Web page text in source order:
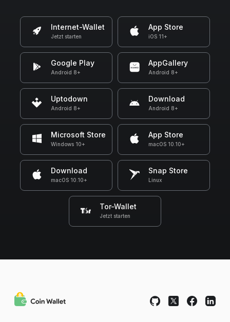
Internet-Wallet
Jetzt starten
App Store
iOS 11+
Google Play
Android 8+
AppGallery
Android 8+
Uptodown
Android 8+
Download
Android 8+
Microsoft Store
Windows 10+
App Store
macOS 10.10+
Download
macOS 10.10+
Snap Store
Linux
Tor-Wallet
Jetzt starten